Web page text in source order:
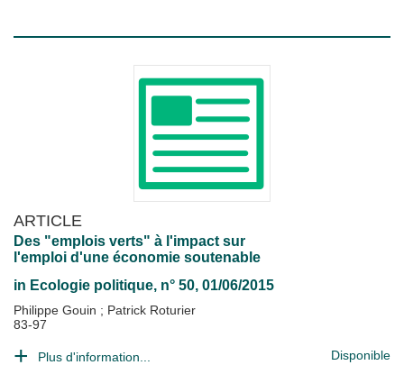
ARTICLE
Des "emplois verts" à l'impact sur
l'emploi d'une économie soutenable
in Ecologie politique, n° 50, 01/06/2015
Philippe Gouin ; Patrick Roturier
83-97
Plus d'information... Disponible